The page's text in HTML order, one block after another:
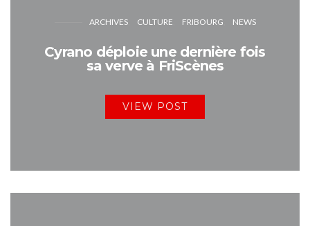
ARCHIVES CULTURE FRIBOURG NEWS
Cyrano déploie une dernière fois
sa verve à FriScènes
VIEW POST